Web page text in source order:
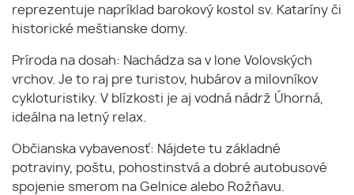
reprezentuje napríklad barokový kostol sv. Kataríny či
historické meštianske domy.
​Príroda na dosah: Nachádza sa v lone Volovských
vrchov. Je to raj pre turistov, hubárov a milovníkov
cykloturistiky. V blízkosti je aj vodná nádrž Úhorná,
ideálna na letný relax.
​Občianska vybavenosť: Nájdete tu základné
potraviny, poštu, pohostinstvá a dobré autobusové
spojenie smerom na Gelnice alebo Rožňavu.